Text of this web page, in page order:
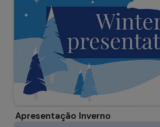
Apresentação Inverno